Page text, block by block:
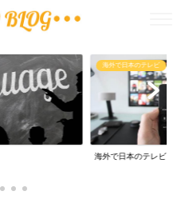
海外で日本のテレビ
海外で日本のテレビ